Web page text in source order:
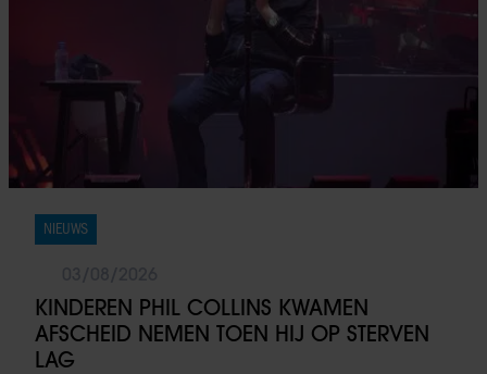
NIEUWS
KINDEREN PHIL COLLINS KWAMEN
AFSCHEID NEMEN TOEN HIJ OP STERVEN
LAG